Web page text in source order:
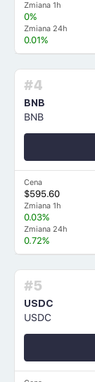
Zmiana 1h
0%
Zmiana 24h
0.01%
#4
BNB
BNB
Cena
$595.60
Zmiana 1h
0.03%
Zmiana 24h
0.72%
#5
USDC
USDC